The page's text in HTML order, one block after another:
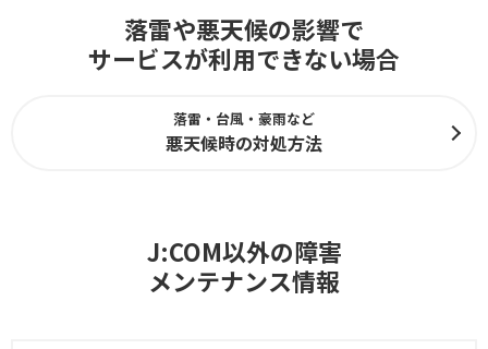
落雷や悪天候の影響で
サービスが利用できない場合
落雷・台風・豪雨など
悪天候時の対処方法
J:COM以外の障害
メンテナンス情報